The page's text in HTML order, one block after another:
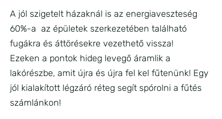
A jól szigetelt házaknál is az energiaveszteség
60%-a az épületek szerkezetében található
fugákra és áttörésekre vezethető vissza!
Ezeken a pontok hideg levegő áramlik a
lakórészbe, amit újra és újra fel kel fűtenünk! Egy
jól kialakított légzáró réteg segít spórolni a fűtés
számlánkon!